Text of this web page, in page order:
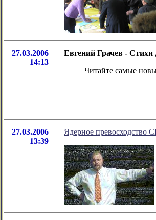
27.03.2006
14:13
Евгений Грачев - Стихи
Читайте самые
27.03.2006
13:39
Ядерное превосходство